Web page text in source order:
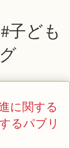
ども
に関する
るパブリ